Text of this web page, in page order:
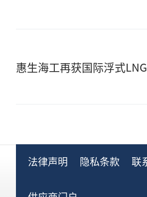
惠生海工再获国际浮式
法律声明 隐私条款 联